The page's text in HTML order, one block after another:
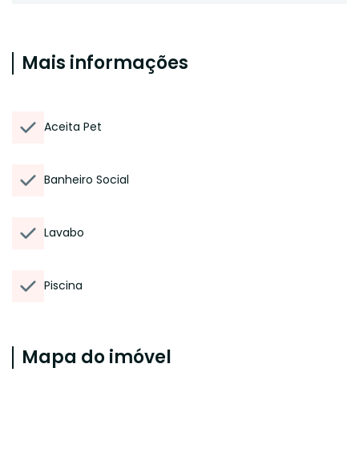
Mais informações
Aceita Pet
Banheiro Social
Lavabo
Piscina
Mapa do imóvel